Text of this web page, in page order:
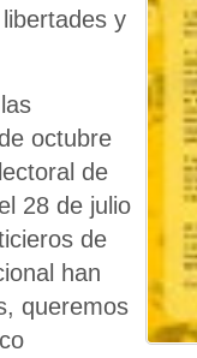
y
octubre
de
28 de julio
de
han
queremos